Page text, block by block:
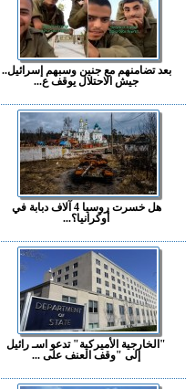
بعد تضامنهم مع جنين وسبهم إسرائيل..
جيش الاحتلال يوقف ع...
هل خسرت روسيا 4 آلاف دبابة في
أوكرانيا؟...
"الخارجية الأميركية" تدعو اسـ رائيل
إلى "وقف العنف على ...